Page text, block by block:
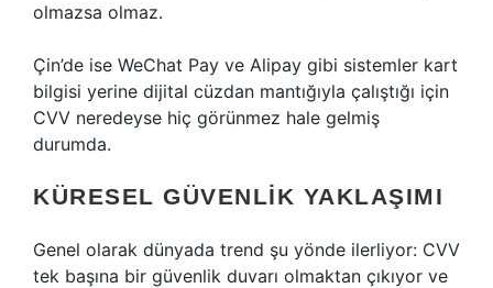
olmazsa olmaz.
Çin’de ise WeChat Pay ve Alipay gibi sistemler kart
bilgisi yerine dijital cüzdan mantığıyla çalıştığı için
CVV neredeyse hiç görünmez hale gelmiş
durumda.
KÜRESEL GÜVENLIK YAKLAŞIMI
Genel olarak dünyada trend şu yönde ilerliyor: CVV
tek başına bir güvenlik duvarı olmaktan çıkıyor ve